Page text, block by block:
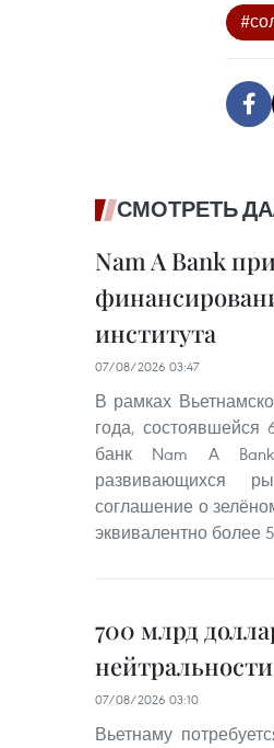
СМОТРЕТЬ
Nam A Bank
института
07/08/2026 03:47
В рамках
года,
банк Nam A
развивающихся
соглашение о
эквивалентно более
700 млрд
07/08/2026 03:10
Вьетнаму